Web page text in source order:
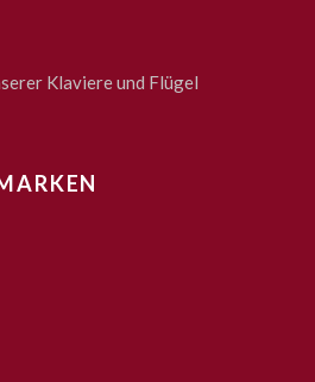
Klaviere und Flügel